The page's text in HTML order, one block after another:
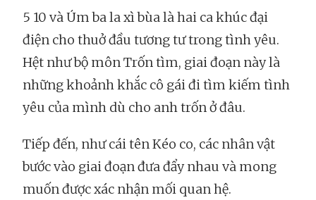
5 10 và Úm ba la xì bùa là hai ca khúc đại
điện cho thuở đầu tương tư trong tình yêu.
Hệt như bộ môn Trốn tìm, giai đoạn này là
những khoảnh khắc cô gái đi tìm kiếm tình
yêu của mình dù cho anh trốn ở đâu.
Tiếp đến, như cái tên Kéo co, các nhân vật
bước vào giai đoạn đưa đẩy nhau và mong
muốn được xác nhận mối quan hệ.